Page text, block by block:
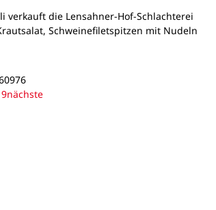
verkauft die Lensahner-Hof-Schlachterei
Schweinefiletspitzen mit Nudeln
nächste